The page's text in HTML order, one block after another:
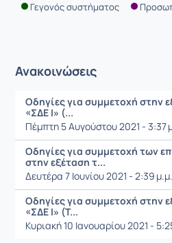
Γεγονός συστήματος
Ανακοινώσεις
Οδηγίες για συμμετοχή στην
«ΣΔΕ Ι» (...
Πέμπτη 5 Αυγούστου 2021 - 3:37
Οδηγίες για συμμετοχή των
στην εξέταση τ...
Δευτέρα 7 Ιουνίου 2021 - 2:39 μ.μ.
Οδηγίες για συμμετοχή στην
«ΣΔΕ Ι» (Τ...
Κυριακή 10 Ιανουαρίου 2021 -